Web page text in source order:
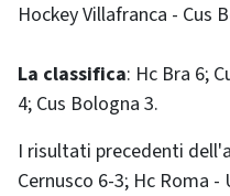
Hockey Villafranca - Cus
La classifica: Hc Bra 6;
4; Cus Bologna 3.
I risultati precedenti
Cernusco 6-3; Hc Roma -